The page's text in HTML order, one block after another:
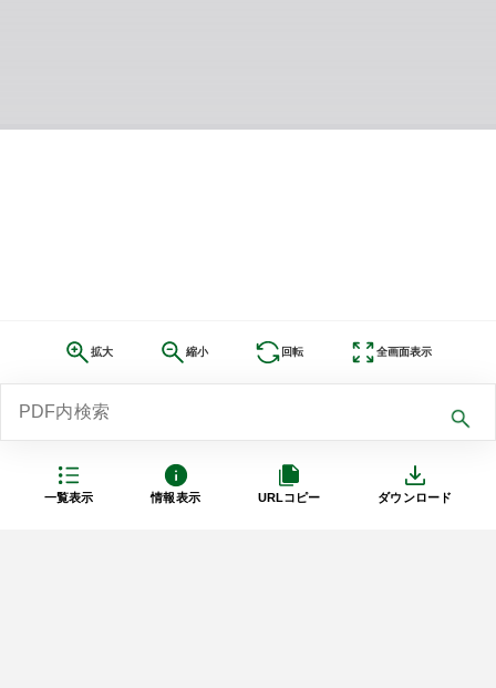
一覧表示 情報表示 URLコピー ダウンロード
拡大 縮小 回転 全画面表示